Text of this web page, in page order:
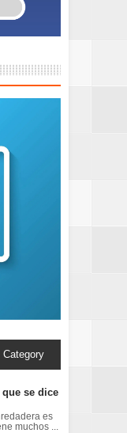
Category
se dice
es
muchos ...